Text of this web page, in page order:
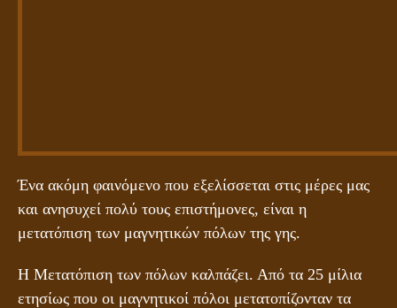
Ένα ακόμη φαινόμενο που εξελίσσεται στις μέρες μας
και ανησυχεί πολύ τους επιστήμονες, είναι η
μετατόπιση των μαγνητικών πόλων της γης.
Η Μετατόπιση των πόλων καλπάζει. Από τα 25 μίλια
ετησίως που οι μαγνητικοί πόλοι μετατοπίζονταν τα